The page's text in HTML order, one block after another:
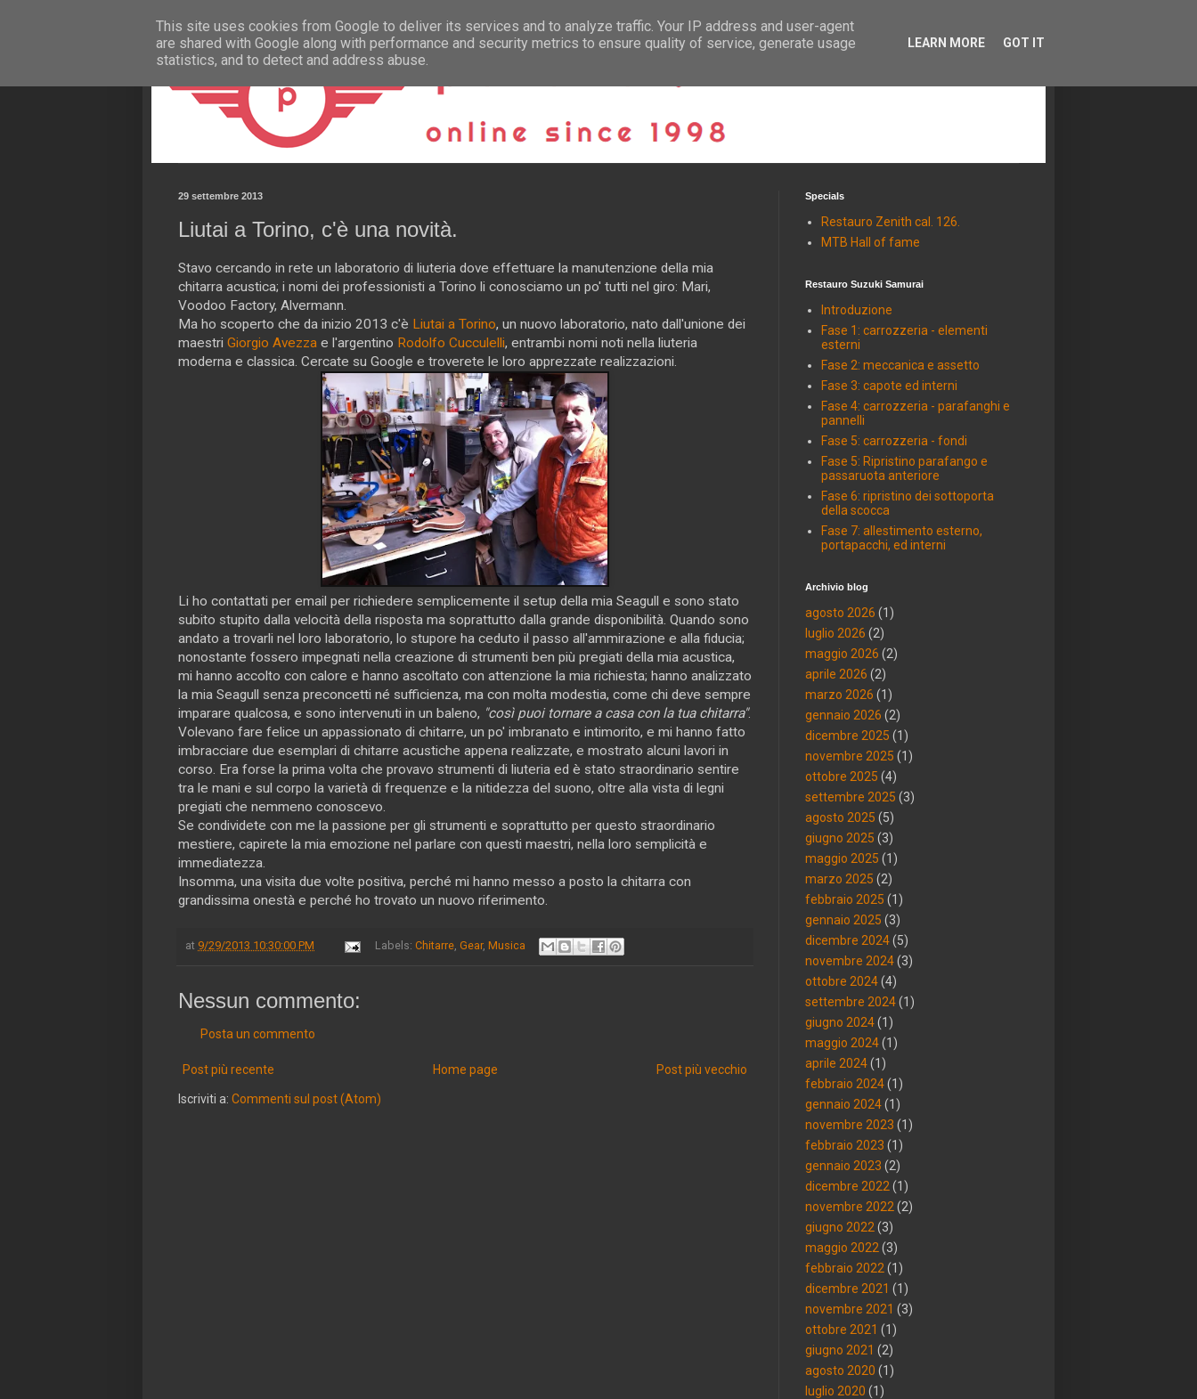
29 settembre 2013
Liutai a Torino, c'è una novità.
Stavo cercando in rete un laboratorio di liuteria dove effettuare la manutenzione della mia
chitarra acustica; i nomi dei professionisti a Torino li conosciamo un po' tutti nel giro: Mari,
Voodoo Factory, Alvermann.
Ma ho scoperto che da inizio 2013 c'è Liutai a Torino, un nuovo laboratorio, nato dall'unione dei
maestri Giorgio Avezza e l'argentino Rodolfo Cucculelli, entrambi nomi noti nella liuteria
moderna e classica. Cercate su Google e troverete le loro apprezzate realizzazioni.
Li ho contattati per email per richiedere semplicemente il setup della mia Seagull e sono stato
subito stupito dalla velocità della risposta ma soprattutto dalla grande disponibilità. Quando sono
andato a trovarli nel loro laboratorio, lo stupore ha ceduto il passo all'ammirazione e alla fiducia;
nonostante fossero impegnati nella creazione di strumenti ben più pregiati della mia acustica,
mi hanno accolto con calore e hanno ascoltato con attenzione la mia richiesta; hanno analizzato
la mia Seagull senza preconcetti né sufficienza, ma con molta modestia, come chi deve sempre
imparare qualcosa, e sono intervenuti in un baleno, "così puoi tornare a casa con la tua chitarra".
Volevano fare felice un appassionato di chitarre, un po' imbranato e intimorito, e mi hanno fatto
imbracciare due esemplari di chitarre acustiche appena realizzate, e mostrato alcuni lavori in
corso. Era forse la prima volta che provavo strumenti di liuteria ed è stato straordinario sentire
tra le mani e sul corpo la varietà di frequenze e la nitidezza del suono, oltre alla vista di legni
pregiati che nemmeno conoscevo.
Se condividete con me la passione per gli strumenti e soprattutto per questo straordinario
mestiere, capirete la mia emozione nel parlare con questi maestri, nella loro semplicità e
immediatezza.
Insomma, una visita due volte positiva, perché mi hanno messo a posto la chitarra con
grandissima onestà e perché ho trovato un nuovo riferimento.
at 9/29/2013 10:30:00 PM Labels:Chitarre,Gear,Musica
Nessun commento:
Posta un commento
Post più recente Post più vecchio
Home page
Iscriviti a: Commenti sul post (Atom)
Specials
Restauro Zenith cal. 126.
MTB Hall of fame
Restauro Suzuki Samurai
Introduzione
Fase 1: carrozzeria - elementi
esterni
Fase 2: meccanica e assetto
Fase 3: capote ed interni
Fase 4: carrozzeria - parafanghi e
pannelli
Fase 5: carrozzeria - fondi
Fase 5: Ripristino parafango e
passaruota anteriore
Fase 6: ripristino dei sottoporta
della scocca
Fase 7: allestimento esterno,
portapacchi, ed interni
Archivio blog
agosto 2026 (1)
luglio 2026 (2)
maggio 2026 (2)
aprile 2026 (2)
marzo 2026 (1)
gennaio 2026 (2)
dicembre 2025 (1)
novembre 2025 (1)
ottobre 2025 (4)
settembre 2025 (3)
agosto 2025 (5)
giugno 2025 (3)
maggio 2025 (1)
marzo 2025 (2)
febbraio 2025 (1)
gennaio 2025 (3)
dicembre 2024(5)
novembre 2024(3)
ottobre 2024(4)
settembre 2024(1)
giugno 2024(1)
maggio 2024(1)
aprile 2024(1)
febbraio 2024(1)
gennaio 2024(1)
novembre 2023 (1)
febbraio 2023 (1)
gennaio 2023 (2)
dicembre 2022 (1)
novembre 2022 (2)
giugno 2022 (3)
maggio 2022 (3)
febbraio 2022 (1)
dicembre 2021 (1)
novembre 2021 (3)
ottobre 2021 (1)
giugno 2021 (2)
agosto 2020 (1)
luglio 2020 (1)
This site uses cookies from Google to deliver its services and to analyze traffic. Your IP address and user-agent
are shared with Google along with performance and security metrics to ensure quality of service, generate usage
statistics, and to detect and address abuse.
LEARN MORE GOT IT